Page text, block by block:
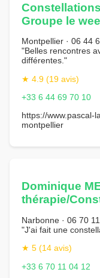
Groupe le
Montpellier · 06 44
"Belles rencontres
différentes."
★ 4.9 (19 avis)
+33 6 44 69 70 10
https://www.pascal-
montpellier
Dominique
thérapie/
Narbonne · 06 70
"J'ai fait une
★ 5 (14 avis)
+33 6 70 11 04 12